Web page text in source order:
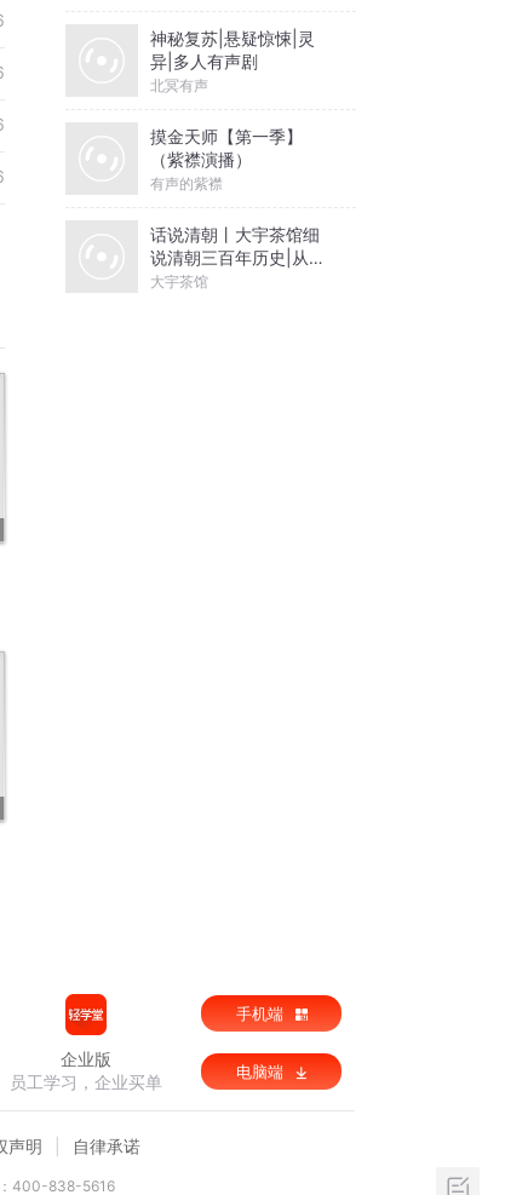
神秘复苏|悬疑惊悚|灵
异|多人有声剧
北冥有声
摸金天师【第一季】
（紫襟演播）
有声的紫襟
话说清朝丨大宇茶馆细
说清朝三百年历史|从努
尔哈赤到末代皇帝溥仪|
大宇茶馆
企业版
员工学习，企业买单
手机端
电脑端
声明 自律承诺
400-838-5616